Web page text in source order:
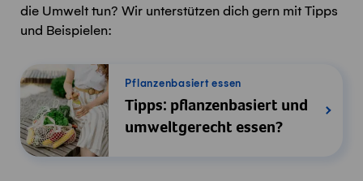
die Umwelt tun? Wir unterstützen dich gern mit Tipps
und Beispielen:
Pflanzenbasiert essen
Tipps: pflanzenbasiert und
umweltgerecht essen?